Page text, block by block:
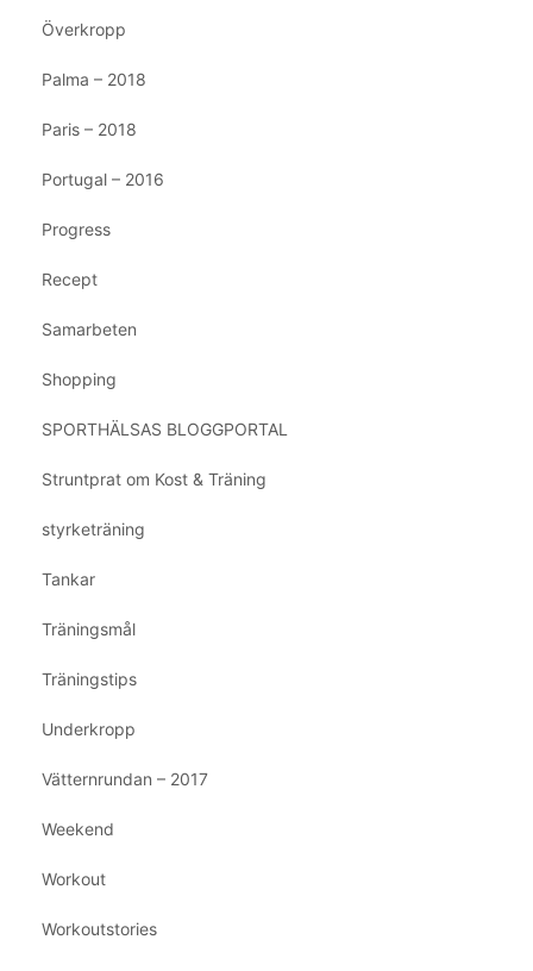
Överkropp
Palma – 2018
Paris – 2018
Portugal – 2016
Progress
Recept
Samarbeten
Shopping
SPORTHÄLSAS BLOGGPORTAL
Struntprat om Kost & Träning
styrketräning
Tankar
Träningsmål
Träningstips
Underkropp
Vätternrundan – 2017
Weekend
Workout
Workoutstories